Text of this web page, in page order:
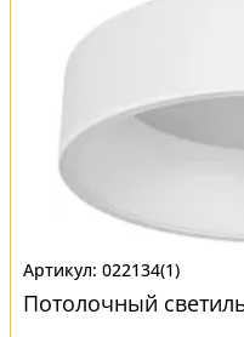
022134(1)
Потолочный